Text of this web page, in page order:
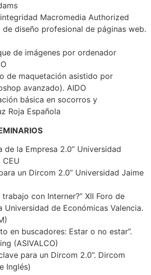
Macromedia Authorized
de diseño profesional de páginas web.
de imágenes por ordenador
de maquetación asistido por
avanzado). AIDO
básica en socorros y
Roja Española
de la Empresa 2.0” Universidad
CEU
un Dircom 2.0” Universidad Jaime
trabajo con Interner?” XII Foro de
Universidad de Económicas Valencia.
en buscadores: Estar o no estar”.
(ASIVALCO)
para un Dircom 2.0”. Dircom
Inglés)